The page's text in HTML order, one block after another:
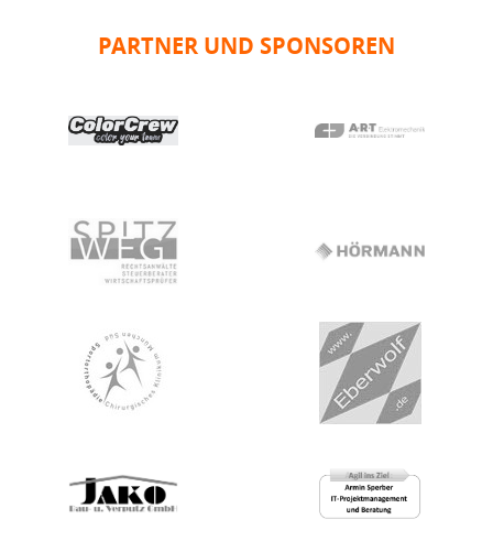
PARTNER UND SPONSOREN